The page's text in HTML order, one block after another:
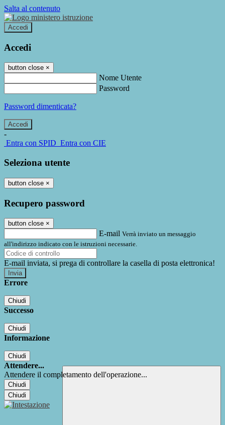
Salta al contenuto
Accedi
Accedi
button close ×
Nome Utente
Password
Password dimenticata?
-
Entra con SPID Entra con CIE
Seleziona utente
button close ×
Recupero password
button close ×
E-mail Verrà inviato un messaggio
all'indirizzo indicato con le istruzioni necessarie.
E-mail inviata, si prega di controllare la casella di posta elettronica!
Errore
Chiudi
Successo
Chiudi
Informazione
Chiudi
Attendere...
Attendere il completamento dell'operazione...
Chiudi
Chiudi